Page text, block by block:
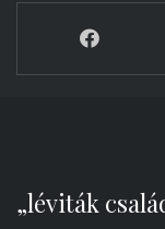
„léviták